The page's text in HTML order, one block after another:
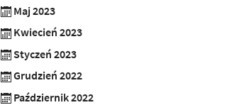
Maj 2023
Kwiecień 2023
Styczeń 2023
Grudzień 2022
Październik 2022